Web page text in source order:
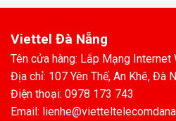
Viettel Đà Nẵng
Tên cửa hàng: Lắp Mạng
Địa chỉ: 107 Yên Thế, An Khê, Đà
Điện thoại: 0978 173 743
Email: